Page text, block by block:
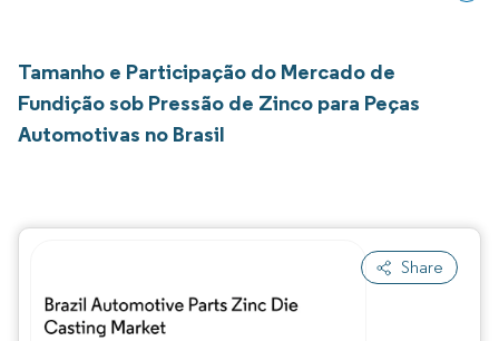
Tamanho e Participação do Mercado de
Fundição sob Pressão de Zinco para Peças
Automotivas no Brasil
Share